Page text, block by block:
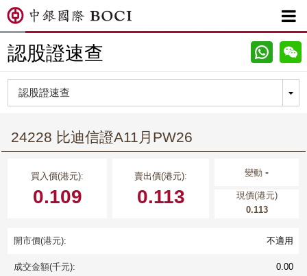

認股證速查
24228 比迪信證A11月PW26
買入價(港元):
0.109
賣出價(港元):
0.113
變動-
現價(港元)
0.113
開市價(港元): 不適用
成交金額(千元): 0.00